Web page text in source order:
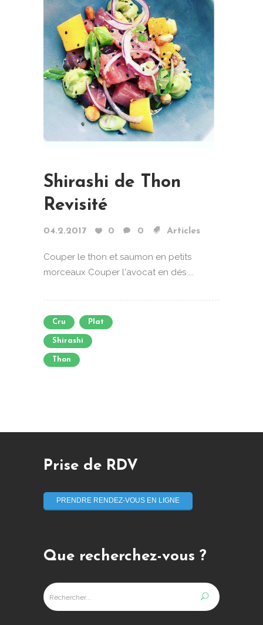
Shirashi de Thon
Revisité
04.2.2017 0 0 Articles
Couper le thon et saumon en petits
morceaux Couper l'avocat en dés ...
Cru Plat
Shirashi
Thon
Prise de RDV
PRENDRE RENDEZ-VOUS EN LIGNE
Que recherchez-vous ?